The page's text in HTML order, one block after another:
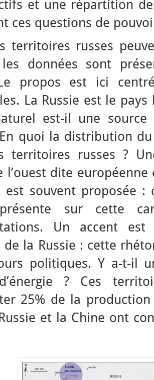
et une répartition
ces questions de
territoires russes
les données sont
propos est ici
La Russie est le
est-il une source
quoi la distribution
territoires russes ?
l’ouest dite
est souvent proposée
sur cette
Un accent
de la Russie : cette
politiques. Y a-t-il
? Ces
25% de la
et la Chine ont